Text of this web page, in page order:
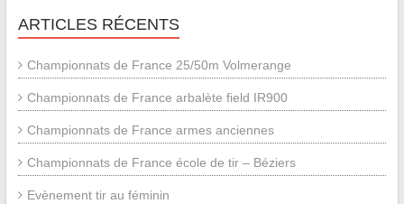
ARTICLES RÉCENTS
Championnats de France 25/50m Volmerange
Championnats de France arbalète field IR900
Championnats de France armes anciennes
Championnats de France école de tir – Béziers
Evènement tir au féminin